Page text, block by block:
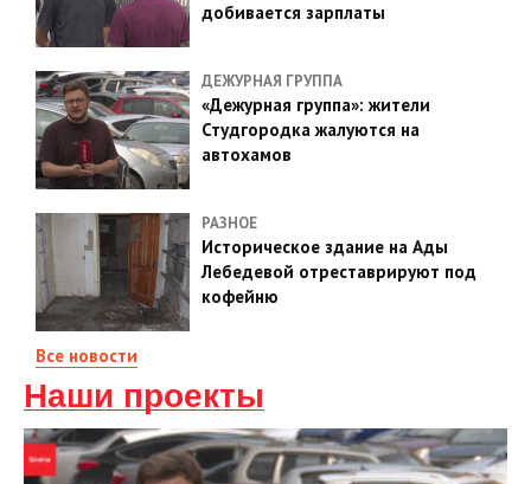
добивается зарплаты
ДЕЖУРНАЯ ГРУППА
«Дежурная группа»: жители
Студгородка жалуются на
автохамов
РАЗНОЕ
Историческое здание на Ады
Лебедевой отреставрируют под
кофейню
Все новости
Наши проекты